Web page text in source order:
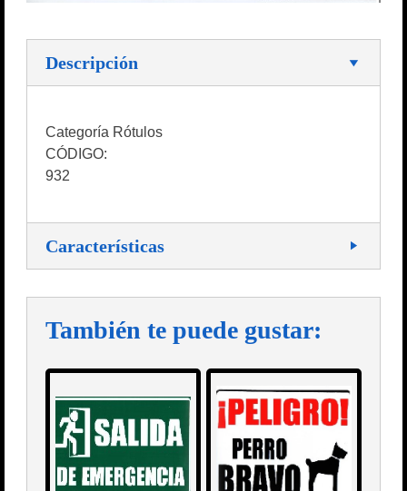
Descripción
Categoría Rótulos
CÓDIGO:
932
Características
También te puede gustar: